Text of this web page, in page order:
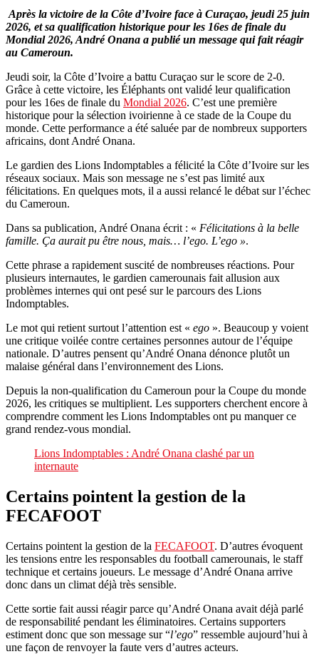
Après la victoire de la Côte d’Ivoire face à Curaçao, jeudi 25 juin
2026, et sa qualification historique pour les 16es de finale du
Mondial 2026, André Onana a publié un message qui fait réagir
au Cameroun.
Jeudi soir, la Côte d’Ivoire a battu Curaçao sur le score de 2-0.
Grâce à cette victoire, les Éléphants ont validé leur qualification
pour les 16es de finale du Mondial 2026. C’est une première
historique pour la sélection ivoirienne à ce stade de la Coupe du
monde. Cette performance a été saluée par de nombreux supporters
africains, dont André Onana.
Le gardien des Lions Indomptables a félicité la Côte d’Ivoire sur les
réseaux sociaux. Mais son message ne s’est pas limité aux
félicitations. En quelques mots, il a aussi relancé le débat sur l’échec
du Cameroun.
Dans sa publication, André Onana écrit : « Félicitations à la belle
famille. Ça aurait pu être nous, mais… l’ego. L’ego ».
Cette phrase a rapidement suscité de nombreuses réactions. Pour
plusieurs internautes, le gardien camerounais fait allusion aux
problèmes internes qui ont pesé sur le parcours des Lions
Indomptables.
Le mot qui retient surtout l’attention est « ego ». Beaucoup y voient
une critique voilée contre certaines personnes autour de l’équipe
nationale. D’autres pensent qu’André Onana dénonce plutôt un
malaise général dans l’environnement des Lions.
Depuis la non-qualification du Cameroun pour la Coupe du monde
2026, les critiques se multiplient. Les supporters cherchent encore à
comprendre comment les Lions Indomptables ont pu manquer ce
grand rendez-vous mondial.
Lions Indomptables : André Onana clashé par un
internaute
Certains pointent la gestion de la
FECAFOOT
Certains pointent la gestion de la FECAFOOT. D’autres évoquent
les tensions entre les responsables du football camerounais, le staff
technique et certains joueurs. Le message d’André Onana arrive
donc dans un climat déjà très sensible.
Cette sortie fait aussi réagir parce qu’André Onana avait déjà parlé
de responsabilité pendant les éliminatoires. Certains supporters
estiment donc que son message sur “l’ego” ressemble aujourd’hui à
une façon de renvoyer la faute vers d’autres acteurs.